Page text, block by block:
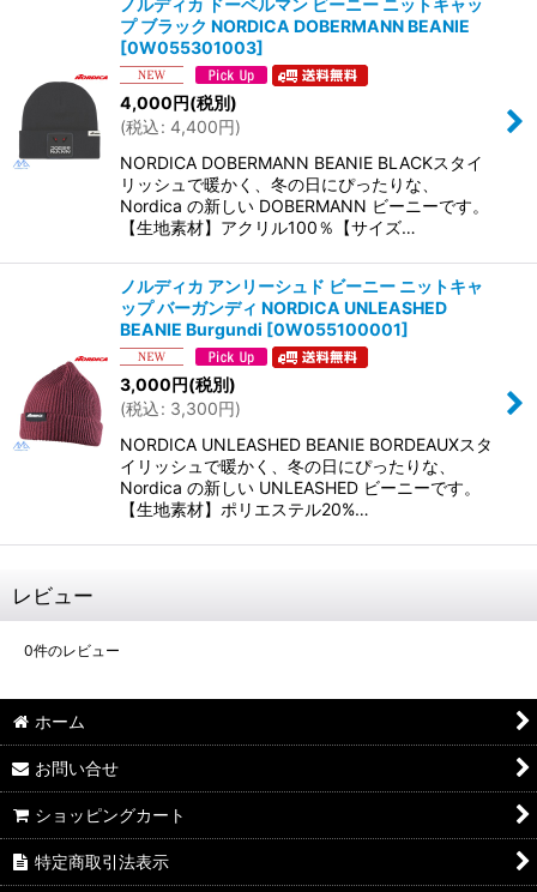
ノルディカ ドーベルマン ビーニー ニットキャッ
プ ブラック NORDICA DOBERMANN BEANIE
[0W055301003]
4,000円(税別)
(税込: 4,400円)
NORDICA DOBERMANN BEANIE BLACKスタイ
リッシュで暖かく、冬の日にぴったりな、
Nordica の新しい DOBERMANN ビーニーです。
【生地素材】アクリル100％【サイズ…
ノルディカ アンリーシュド ビーニー ニットキャ
ップ バーガンディ NORDICA UNLEASHED
BEANIE Burgundi [0W055100001]
3,000円(税別)
(税込: 3,300円)
NORDICA UNLEASHED BEANIE BORDEAUXスタ
イリッシュで暖かく、冬の日にぴったりな、
Nordica の新しい UNLEASHED ビーニーです。
【生地素材】ポリエステル20%…
レビュー
0件のレビュー
ホーム
お問い合せ
ショッピングカート
特定商取引法表示